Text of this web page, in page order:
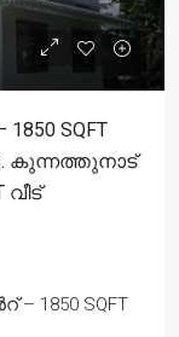
1850 SQFT
കുന്നത്തുനാട്
വീട്
1850 SQFT